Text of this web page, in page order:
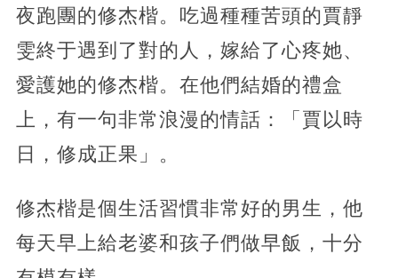
夜跑團的修杰楷。吃過種種苦頭的賈靜
雯終于遇到了對的人，嫁給了心疼她、
愛護她的修杰楷。在他們結婚的禮盒
上，有一句非常浪漫的情話：「賈以時
日，修成正果」。
修杰楷是個生活習慣非常好的男生，他
每天早上給老婆和孩子們做早飯，十分